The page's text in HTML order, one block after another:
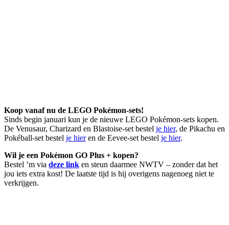
Koop vanaf nu de LEGO Pokémon-sets!
Sinds begin januari kun je de nieuwe LEGO Pokémon-sets kopen.
De Venusaur, Charizard en Blastoise-set bestel je hier, de Pikachu en
Pokéball-set bestel je hieren de Eevee-set bestel je hier.
Wil je een Pokémon GO Plus + kopen?
Bestel ’m via deze link en steun daarmee NWTV – zonder dat het
jou iets extra kost! De laatste tijd is hij overigens nagenoeg niet te
verkrijgen.